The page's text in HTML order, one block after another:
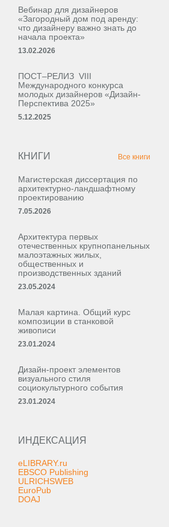
Вебинар для дизайнеров
«Загородный дом под аренду:
что дизайнеру важно знать до
начала проекта»
13.02.2026
ПОСТ–РЕЛИЗ VIII
Международного конкурса
молодых дизайнеров «Дизайн-
Перспектива 2025»
5.12.2025
КНИГИ Все книги
Магистерская диссертация по
архитектурно-ландшафтному
проектированию
7.05.2026
Архитектура первых
отечественных крупнопанельных
малоэтажных жилых,
общественных и
производственных зданий
23.05.2024
Малая картина. Общий курс
композиции в станковой
живописи
23.01.2024
Дизайн-проект элементов
визуального стиля
социокультурного события
23.01.2024
ИНДЕКСАЦИЯ
eLIBRARY.ru
EBSCO Publishing
ULRICHSWEB
EuroPub
DOAJ